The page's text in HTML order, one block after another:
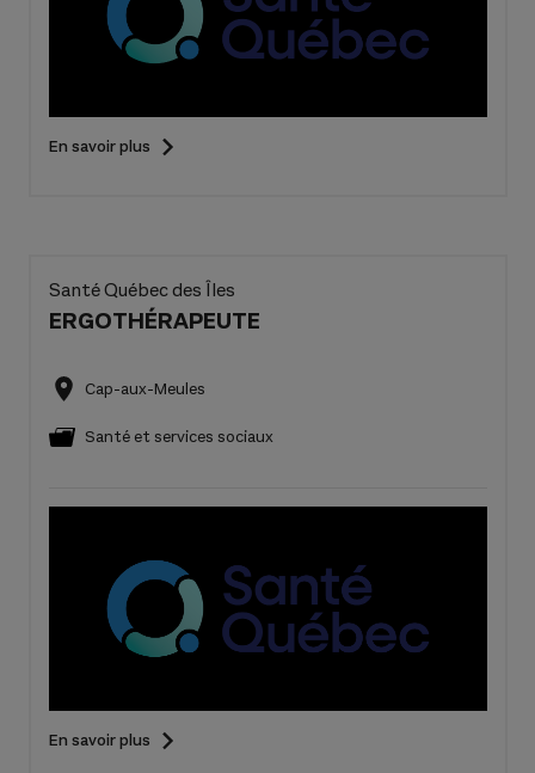
En savoir plus
Santé Québec des Îles
ERGOTHÉRAPEUTE
Cap-aux-Meules
Santé et services sociaux
En savoir plus